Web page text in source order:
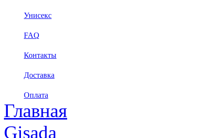
Унисекс
FAQ
Контакты
Доставка
Оплата
Главная
Gisada